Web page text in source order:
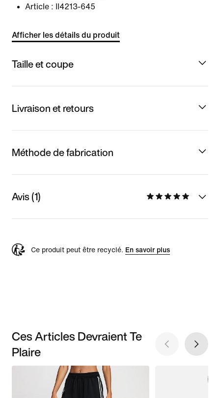
Article :
II4213-645
Afficher les détails du produit
Taille et coupe
Livraison et retours
Méthode de fabrication
Avis (1)
Ce produit peut être recyclé. En savoir plus
Ces Articles Devraient Te
Plaire